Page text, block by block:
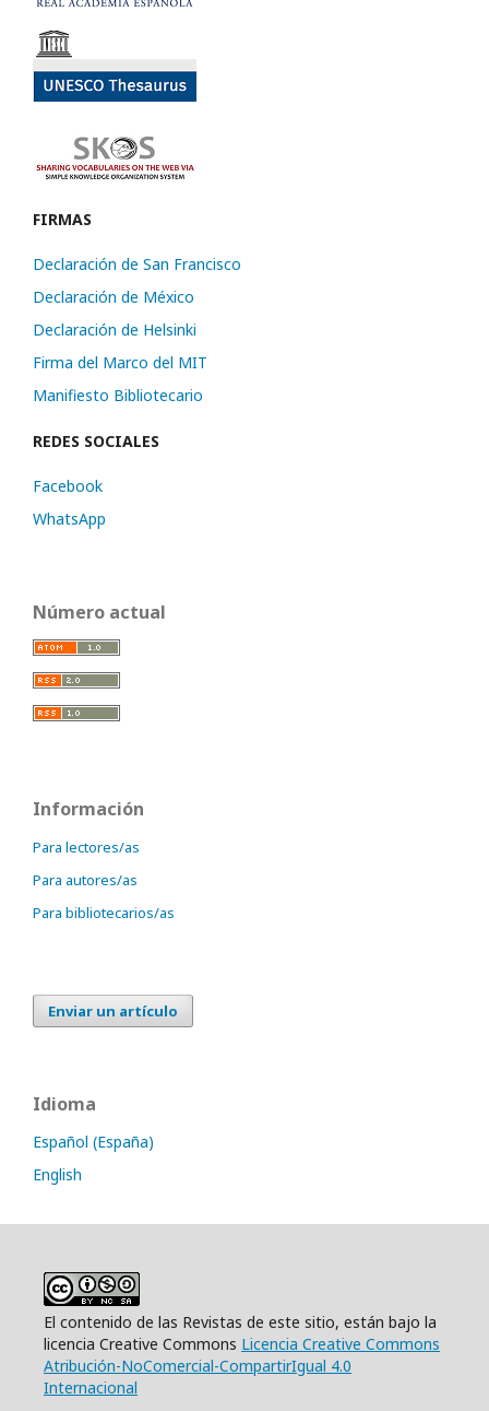
FIRMAS
Declaración de San Francisco
Declaración de México
Declaración de Helsinki
Firma del Marco del MIT
Manifiesto Bibliotecario
REDES SOCIALES
Facebook
WhatsApp
Número actual
Información
Para lectores/as
Para autores/as
Para bibliotecarios/as
Enviar un artículo
Idioma
Español (España)
English
El contenido de las Revistas de este sitio, están bajo la
licencia Creative Commons Licencia Creative Commons
Atribución-NoComercial-CompartirIgual 4.0
Internacional